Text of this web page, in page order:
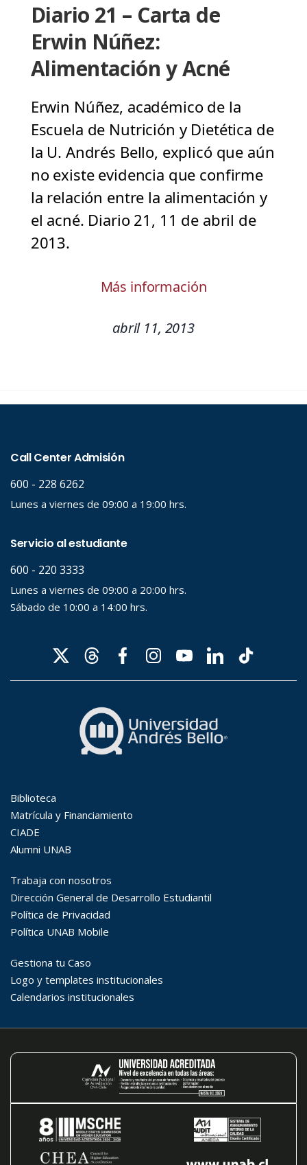
Diario 21 – Carta de
Erwin Núñez:
Alimentación y Acné
Erwin Núñez, académico de la
Escuela de Nutrición y Dietética de
la U. Andrés Bello, explicó que aún
no existe evidencia que confirme
la relación entre la alimentación y
el acné. Diario 21, 11 de abril de
2013.
Más información
abril 11, 2013